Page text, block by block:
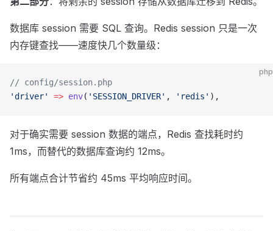
数据库 session 需要 SQL 查询。Redis session 只是一次
内存键查找——速度快几个数量级：
php
// config/session.php
'driver'
=> env( 'SESSION_DRIVER' , 'redis' ),
对于确实需要 session 数据的端点，Redis 查找耗时约
1ms，而替代的数据库查询约 12ms。
所有端点合计节省约 45ms 平均响应时间。